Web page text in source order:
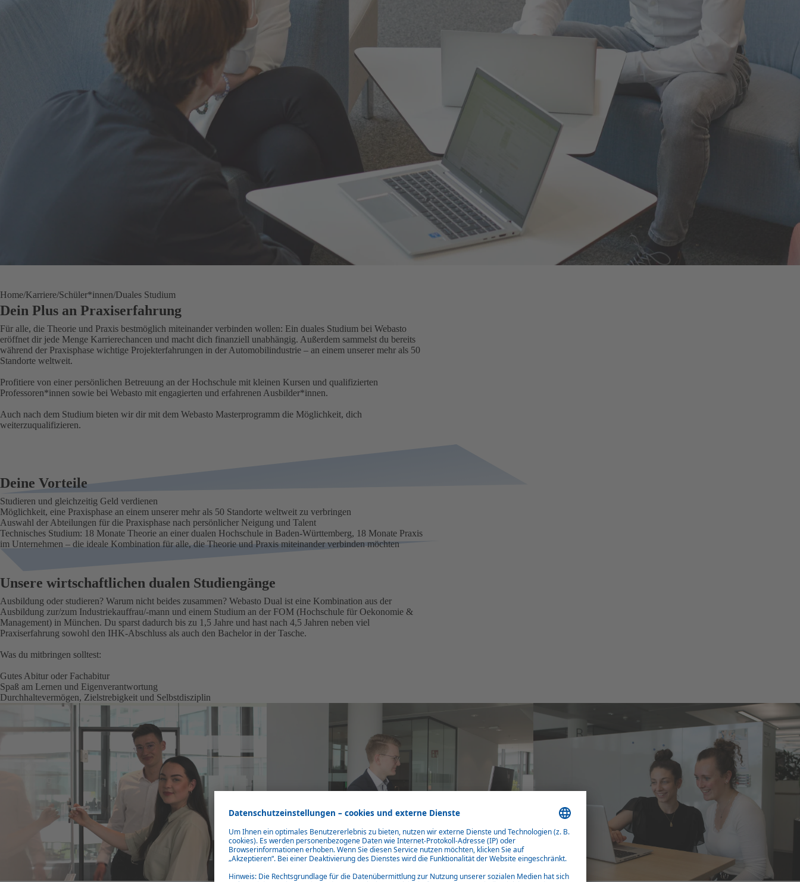
Home Karriere Schüler*innen Duales Studium
Dein Plus an Praxiserfahrung
Für alle, die Theorie und Praxis bestmöglich miteinander verbinden wollen: Ein duales Studium bei Webasto
eröffnet dir jede Menge Karrierechancen und macht dich finanziell unabhängig. Außerdem sammelst du bereits
während der Praxisphase wichtige Projekterfahrungen in der Automobilindustrie – an einem unserer mehr als 50
Standorte weltweit.
Profitiere von einer persönlichen Betreuung an der Hochschule mit kleinen Kursen und qualifizierten
Professoren*innen sowie bei Webasto mit engagierten und erfahrenen Ausbilder*innen.
Auch nach dem Studium bieten wir dir mit dem Webasto Masterprogramm die Möglichkeit, dich
weiterzuqualifizieren.
Deine Vorteile
Studieren und gleichzeitig Geld verdienen
Möglichkeit, eine Praxisphase an einem unserer mehr als 50 Standorte weltweit zu verbringen
Auswahl der Abteilungen für die Praxisphase nach persönlicher Neigung und Talent
Technisches Studium: 18 Monate Theorie an einer dualen Hochschule in Baden-Württemberg, 18 Monate Praxis
im Unternehmen – die ideale Kombination für alle, die Theorie und Praxis miteinander verbinden möchten
Unsere wirtschaftlichen dualen Studiengänge
Ausbildung oder studieren? Warum nicht beides zusammen? Webasto Dual ist eine Kombination aus der
Ausbildung zur/zum Industriekauffrau/-mann und einem Studium an der FOM (Hochschule für Oekonomie &
Management) in München. Du sparst dadurch bis zu 1,5 Jahre und hast nach 4,5 Jahren neben viel
Praxiserfahrung sowohl den IHK-Abschluss als auch den Bachelor in der Tasche.
Was du mitbringen solltest:
Gutes Abitur oder Fachabitur
Spaß am Lernen und Eigenverantwortung
Durchhaltevermögen, Zielstrebigkeit und Selbstdisziplin